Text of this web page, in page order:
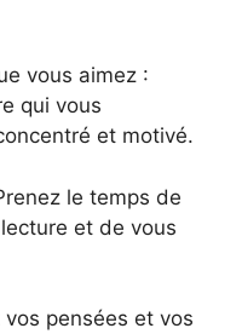
vous aimez :
qui vous
et motivé.
le temps de
et de vous
pensées et vos